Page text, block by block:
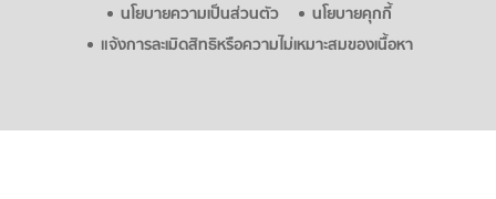
นโยบายความเป็นส่วนตัว
นโยบายคุกกี้
แจ้งการละเมิดสิทธิหรือความไม่เหมาะสมของเนื้อหา